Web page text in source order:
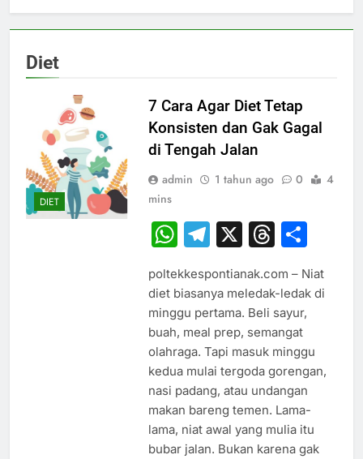
Diet
DIET
7 Cara Agar Diet Tetap
Konsisten dan Gak Gagal
di Tengah Jalan
admin 1 tahun ago 0
4
mins
WhatsApp
Telegram
X
poltekkespontianak.com – Niat
diet biasanya meledak-ledak di
minggu pertama. Beli sayur,
buah, meal prep, semangat
olahraga. Tapi masuk minggu
kedua mulai tergoda gorengan,
nasi padang, atau undangan
makan bareng temen. Lama-
lama, niat awal yang mulia itu
bubar jalan. Bukan karena gak